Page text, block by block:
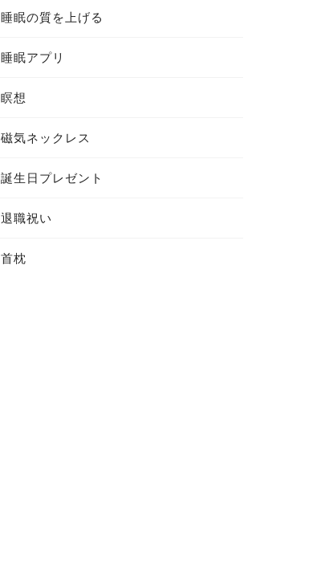
睡眠の質を上げる
睡眠アプリ
瞑想
磁気ネックレス
誕生日プレゼント
退職祝い
首枕